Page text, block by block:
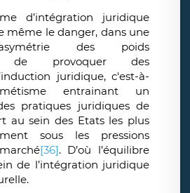
d’intégration juridique
même le danger, dans une
des poids
de provoquer des
juridique, c'est-à-
entrainant un
pratiques juridiques de
au sein des Etats les plus
sous les pressions
[36]. D’où l’équilibre
de l’intégration juridique